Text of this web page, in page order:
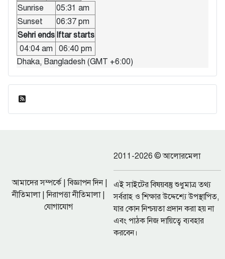
Sunrise
05:31 am
Sunset
06:37 pm
Sehri ends Iftar starts
04:04 am
06:40 pm
Dhaka, Bangladesh (GMT +6:00)
আমাদের সম্পর্কে|বিজ্ঞাপন দিন|
নীতিমালা|নিরাপত্তা নীতিমালা|
যোগাযোগ
2011-2026 © আলোরমেলা
এই সাইটের বিষয়বস্তু শুধুমাত্র তথ্য
সর্বরাহ ও শিক্ষার উদ্দেশ্যে উপস্থাপিত,
যার কোন নিশ্চয়তা প্রদান করা হয় না
এবং পাঠক নিজ দায়িত্বে ব্যবহার
করবেন।